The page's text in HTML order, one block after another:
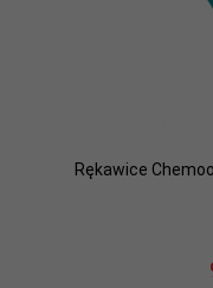
Rękawice